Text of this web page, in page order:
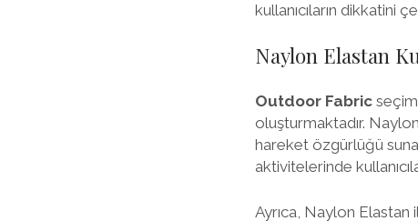
kullanıcıların dikkatini
Naylon Elastan
Outdoor Fabric
oluşturmaktadır.
hareket özgürlüğü
aktivitelerinde
Ayrıca, Naylon